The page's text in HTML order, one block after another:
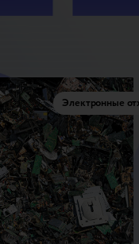
Электронные